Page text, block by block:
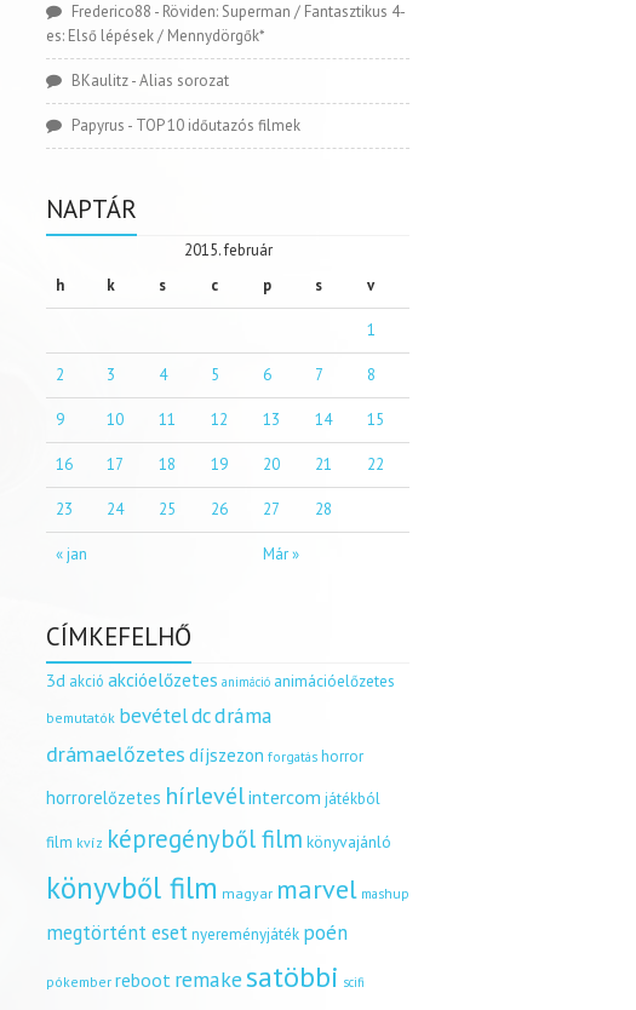
Frederico88 - Röviden: Superman / Fantasztikus 4-
es: Első lépések / Mennydörgők*
BKaulitz-Alias sorozat
Papyrus - TOP 10 időutazós filmek
NAPTÁR
2015. február
h
k s c p s v
« jan Már »
1
2 3 4 5 6 7 8
9 10 11 12 13 14 15
16 17 18 19 20 21 22
23 24 25 26 27 28
CÍMKEFELHŐ
3d akció akcióelőzetes animáció animációelőzetes
bemutatók bevételdcdráma
drámaelőzetes díjszezon forgatás horror
horrorelőzetes hírlevélintercom játékból
film kvíz képregényből film könyvajánló
könyvből film magyar marvel mashup
megtörtént esetnyereményjáték poén
pókember reboot remakesatöbbi scifi